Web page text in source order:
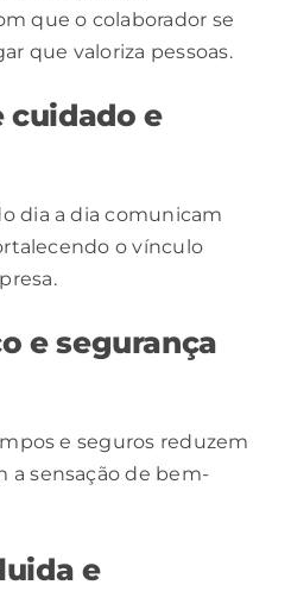
que o colaborador se
que valoriza pessoas.
cuidado e
dia a dia comunicam
ovínculo
e segurança
e seguros reduzem
a sensação de bem-
e